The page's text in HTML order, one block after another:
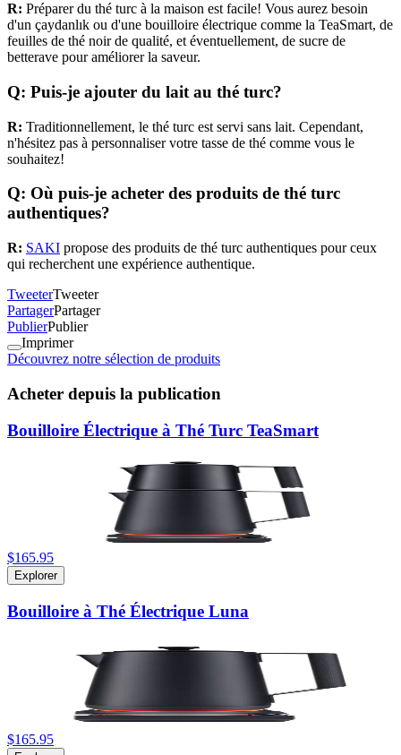
R: Préparer du thé turc à la maison est facile! Vous aurez besoin
d'un çaydanlık ou d'une bouilloire électrique comme la TeaSmart, de
feuilles de thé noir de qualité, et éventuellement, de sucre de
betterave pour améliorer la saveur.
Q: Puis-je ajouter du lait au thé turc?
R: Traditionnellement, le thé turc est servi sans lait. Cependant,
n'hésitez pas à personnaliser votre tasse de thé comme vous le
souhaitez!
Q: Où puis-je acheter des produits de thé turc
authentiques?
R: SAKI propose des produits de thé turc authentiques pour ceux
qui recherchent une expérience authentique.
TweeterTweeter
PartagerPartager
PublierPublier
Imprimer
Découvrez notre sélection de produits
Acheter depuis la publication
Bouilloire Électrique à Thé Turc TeaSmart
$165.95
Explorer
Bouilloire à Thé Électrique Luna
$165.95